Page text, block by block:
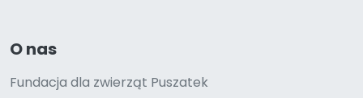
O nas
Fundacja dla zwierząt Puszatek